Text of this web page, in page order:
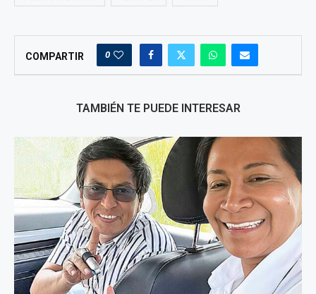
COMPARTIR 0
TAMBIÉN TE PUEDE INTERESAR